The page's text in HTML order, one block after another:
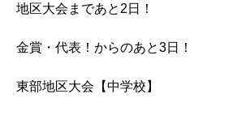
地区大会まであと2日！
金賞・代表！からのあと3日！
東部地区大会【中学校】